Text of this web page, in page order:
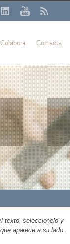
Colabora Contacta
texto, seleccionelo y
aparece a su lado.